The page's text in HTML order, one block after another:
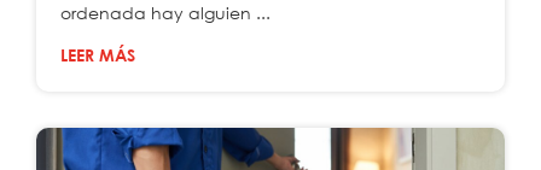
ordenada hay alguien ...
LEER MÁS